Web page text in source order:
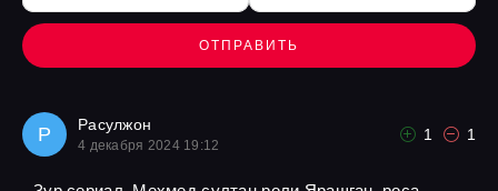
ОТПРАВИТЬ
Р Расулжон
4 декабря 2024 19:12
1 1